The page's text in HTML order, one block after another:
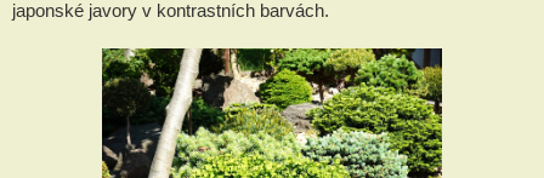
japonské javory v kontrastních barvách.